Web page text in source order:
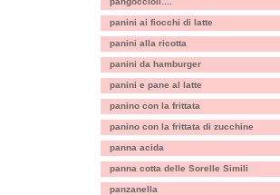
panini ai fiocchi di latte
panini alla ricotta
panini da hamburger
panini e pane al latte
panino con la frittata
panino con la frittata di zucchine
panna acida
panna cotta delle Sorelle Simili
panzanella